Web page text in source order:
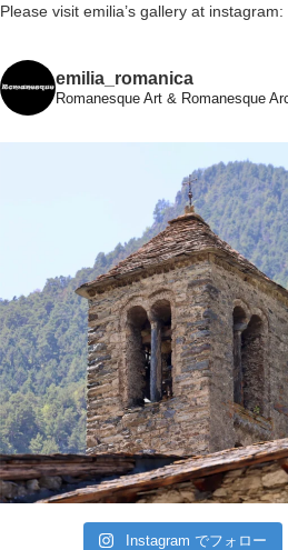
Please visit emilia’s gallery at instagram:
emilia_romanica
Romanesque Art & Romanesque
Instagram でフォロー